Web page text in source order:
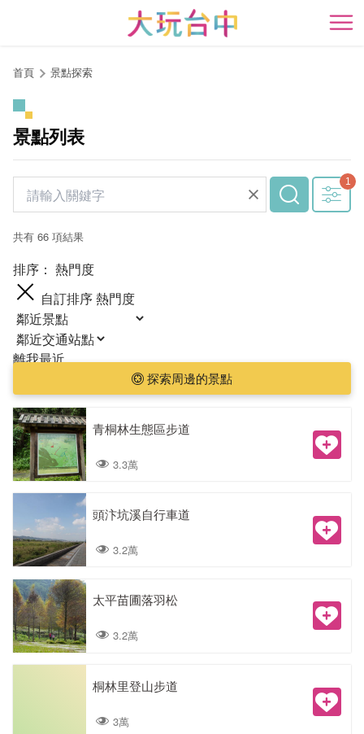
開
首頁 景點探索
景點列表
共有 66 項結果
排序： 熱門度
自訂排序熱門度
離我最近
探索周邊的景點
青桐林生態區步道
3.3萬
頭汴坑溪自行車道
3.2萬
太平苗圃落羽松
3.2萬
桐林里登山步道
3萬